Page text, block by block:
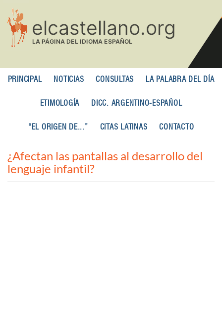
contenido
principal
PRINCIPAL NOTICIAS CONSULTAS LA PALABRA DEL DÍA
ETIMOLOGÍA DICC. ARGENTINO-ESPAÑOL
“EL ORIGEN DE...” CITAS LATINAS CONTACTO
¿Afectan las pantallas al desarrollo del
lenguaje infantil?